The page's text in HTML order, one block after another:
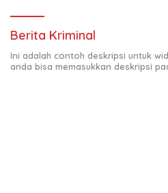
Berita Kriminal
Ini adalah contoh deskripsi untuk
anda bisa memasukkan deskripsi